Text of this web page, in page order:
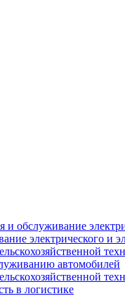
и обслуживание
электрического и
автомобилей
в логистике